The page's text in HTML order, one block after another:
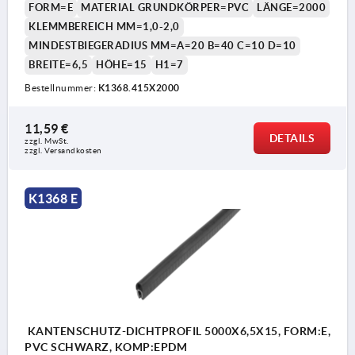
FORM=E MATERIAL GRUNDKÖRPER=PVC
LÄNGE=2000
KLEMMBEREICH MM=1,0-2,0
MINDESTBIEGERADIUS MM=A=20 B=40 C=10 D=10
BREITE=6,5
HÖHE=15 H1=7
Bestellnummer: K1368.415X2000
11,59 €
zzgl. MwSt.
zzgl. Versandkosten
DETAILS
K1368 E
KANTENSCHUTZ-DICHTPROFIL 5000X6,5X15, FORM:E,
PVC SCHWARZ, KOMP:EPDM